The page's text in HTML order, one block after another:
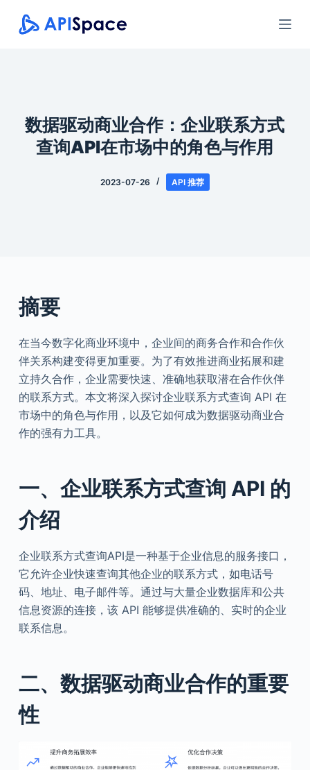
跳
过
数据驱动商业合作：企业联系方式
查询API在市场中的角色与作用
2023-07-26 API 推荐
摘要
在当今数字化商业环境中，企业间的商务合作和合作伙
伴关系构建变得更加重要。为了有效推进商业拓展和建
立持久合作，企业需要快速、准确地获取潜在合作伙伴
的联系方式。本文将深入探讨企业联系方式查询 API 在
市场中的角色与作用，以及它如何成为数据驱动商业合
作的强有力工具。
一、企业联系方式查询 API 的
介绍
企业联系方式查询API是一种基于企业信息的服务接口，
它允许企业快速查询其他企业的联系方式，如电话号
码、地址、电子邮件等。通过与大量企业数据库和公共
信息资源的连接，该 API 能够提供准确的、实时的企业
联系信息。
二、数据驱动商业合作的重要
性